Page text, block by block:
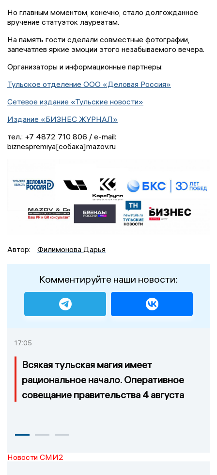
Но главным моментом, конечно, стало долгожданное
вручение статуэток лауреатам.
На память гости сделали совместные фотографии,
запечатлев яркие эмоции этого незабываемого вечера.
Организаторы и информационные партнеры:
Тульское отделение ООО «Деловая Россия»
Сетевое издание «Тульские новости»
Издание «БИЗНЕС ЖУРНАЛ»
тел.: +7 4872 710 806 / e-mail:
biznespremiya[собака]mazov.ru
Автор: Филимонова Дарья
Комментируйте наши новости:
17:05
Всякая тульская магия имеет
рациональное начало. Оперативное
совещание правительства 4 августа
Новости СМИ2